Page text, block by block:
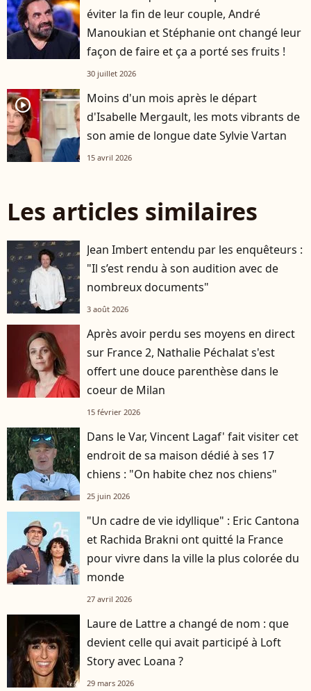
éviter la fin de leur couple, André
Manoukian et Stéphanie ont changé leur
façon de faire et ça a porté ses fruits !
30 juillet 2026
player2
Moins d'un mois après le départ
d'Isabelle Mergault, les mots vibrants de
son amie de longue date Sylvie Vartan
15 avril 2026
Les articles similaires
Jean Imbert entendu par les enquêteurs :
"Il s’est rendu à son audition avec de
nombreux documents"
3 août 2026
Après avoir perdu ses moyens en direct
sur France 2, Nathalie Péchalat s'est
offert une douce parenthèse dans le
coeur de Milan
15 février 2026
Dans le Var, Vincent Lagaf' fait visiter cet
endroit de sa maison dédié à ses 17
chiens : "On habite chez nos chiens"
25 juin 2026
"Un cadre de vie idyllique" : Eric Cantona
et Rachida Brakni ont quitté la France
pour vivre dans la ville la plus colorée du
monde
27 avril 2026
Laure de Lattre a changé de nom : que
devient celle qui avait participé à Loft
Story avec Loana ?
29 mars 2026